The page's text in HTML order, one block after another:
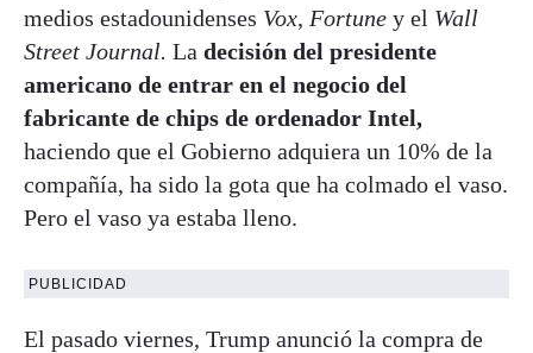
medios estadounidenses Vox, Fortune y el Wall
Street Journal. La decisión del presidente
americano de entrar en el negocio del
fabricante de chips de ordenador Intel,
haciendo que el Gobierno adquiera un 10% de la
compañía, ha sido la gota que ha colmado el vaso.
Pero el vaso ya estaba lleno.
PUBLICIDAD
El pasado viernes, Trump anunció la compra de